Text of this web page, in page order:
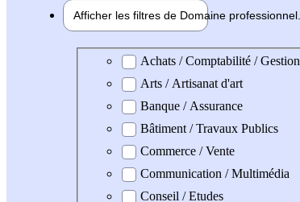
Afficher les filtres de Domaine professionnel
Domaine professionel
Achats / Comptabilité / Gestion
Arts / Artisanat d'art
Banque / Assurance
Bâtiment / Travaux Publics
Commerce / Vente
Communication / Multimédia
Conseil / Etudes